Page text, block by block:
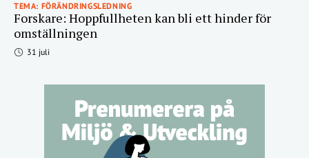
TEMA: FÖRÄNDRINGSLEDNING
Forskare: Hoppfullheten kan bli ett hinder för
omställningen
31 juli